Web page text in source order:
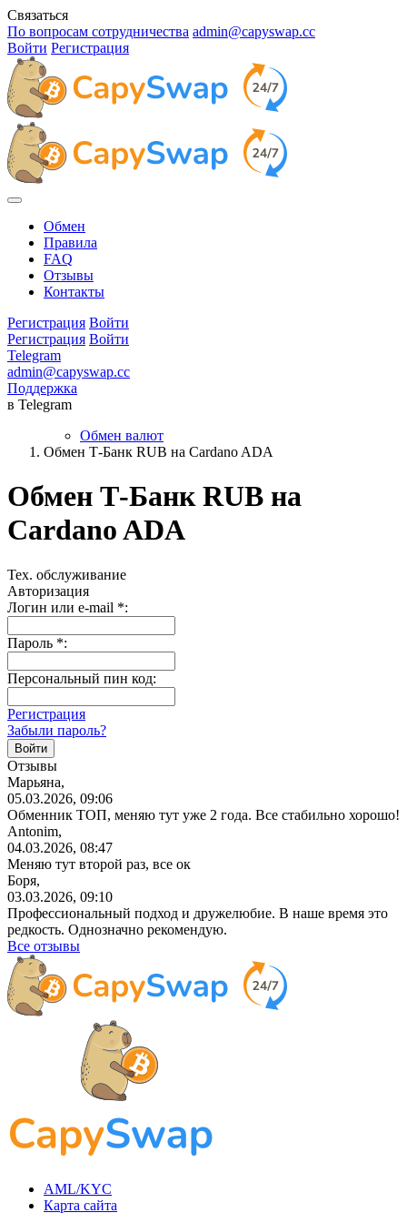
Связаться
По вопросам сотрудничества admin@capyswap.cc
Войти Регистрация
Обмен
Правила
FAQ
Отзывы
Контакты
Регистрация Войти
Регистрация Войти
Telegram
admin@capyswap.cc
Поддержка
в Telegram
Обмен валют
Обмен Т-Банк RUB на Cardano ADA
Обмен Т-Банк RUB на
Cardano ADA
Тех. обслуживание
Авторизация
Логин или e-mail *:
Пароль *:
Персональный пин код:
Регистрация
Забыли пароль?
Отзывы
Марьяна,
05.03.2026, 09:06
Обменник ТОП, меняю тут уже 2 года. Все стабильно хорошо!
Antonim,
04.03.2026, 08:47
Меняю тут второй раз, все ок
Боря,
03.03.2026, 09:10
Профессиональный подход и дружелюбие. В наше время это
редкость. Однозначно рекомендую.
Все отзывы
AML/KYC
Карта сайта